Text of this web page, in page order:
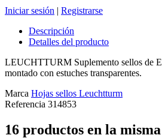
Iniciar sesión | Registrarse
Descripción
Detalles del producto
LEUCHTTURM Suplemento sellos de
montado con estuches transparentes.
Marca Hojas sellos Leuchtturm
Referencia 314853
16 productos en la